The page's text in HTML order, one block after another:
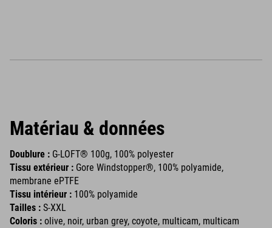
Matériau & données
Doublure : G-LOFT® 100g, 100% polyester
Tissu extérieur : Gore Windstopper®, 100% polyamide,
membrane ePTFE
Tissu intérieur : 100% polyamide
Tailles : S-XXL
Coloris : olive, noir, urban grey, coyote, multicam, multicam